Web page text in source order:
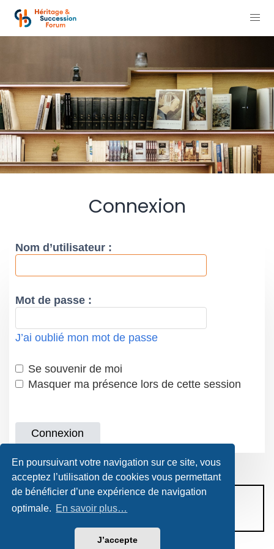
En poursuivant votre navigation sur ce site, vous
acceptez l’utilisation de cookies vous permettant
de bénéficier d’une expérience de navigation
optimale. En savoir plus…
J’accepte
Connexion
Nom d’utilisateur :
Mot de passe :
J’ai oublié mon mot de passe
Se souvenir de moi
Masquer ma présence lors de cette session
CONDITIONS D’UTILISATION
POLITIQUE DE VIE PRIVÉE